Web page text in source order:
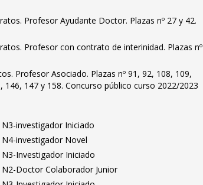
Profesor Ayudante Doctor. Plazas nº 27 y 42.
Profesor con contrato de interinidad. Plazas nº
Profesor Asociado. Plazas nº 91, 92, 108, 109,
147 y 158. Concurso público curso 2022/2023
investigador Iniciado
investigador Novel
Investigador Iniciado
Doctor Colaborador Junior